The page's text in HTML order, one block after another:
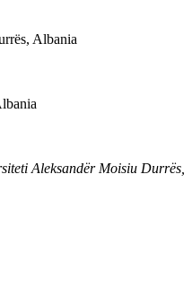
Albania
Aleksandër Moisiu Durrës,